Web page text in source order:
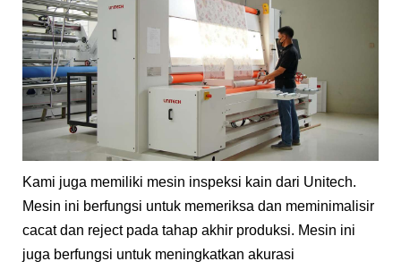
Kami juga memiliki mesin inspeksi kain dari Unitech.
Mesin ini berfungsi untuk memeriksa dan meminimalisir
cacat dan reject pada tahap akhir produksi. Mesin ini
juga berfungsi untuk meningkatkan akurasi